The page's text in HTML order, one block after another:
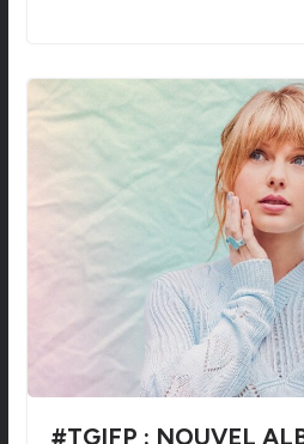
#TGIFP : NOUVEL